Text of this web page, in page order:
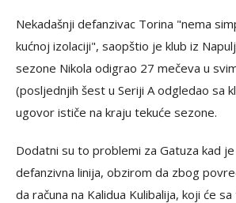
Nekadašnji defanzivac Torina "nema
kućnoj izolaciji", saopštio je klub iz
sezone Nikola odigrao 27 mečeva u
(posljednjih šest u Seriji A odgledao sa
ugovor ističe na kraju tekuće sezone.
Dodatni su to problemi za Gatuza kad
defanzivna linija, obzirom da zbog
da računa na Kalidua Kulibalija, koji će